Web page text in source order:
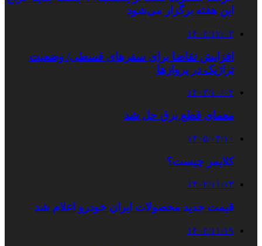
این هفته برگزار می‌شود
۱۴۰۲/۱۲/۰۳
افزایش تقاضا برای سفرهای قسطی/ وضعیت
تراژیک در پروازها
۱۴۰۳/۱۰/۰۴
معمای قطع برق حل شد
۱۴۰۵/۰۴/۱۰
کلایمر چیست؟
۱۴۰۲/۱۱/۱۳
قیمت جدید محصولات ایران خودرو اعلام شد
۱۴۰۲/۱۱/۱۹